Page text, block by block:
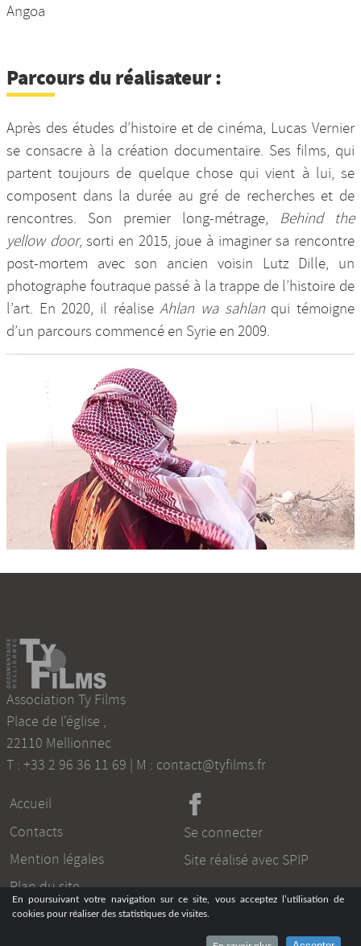
En poursuivant votre navigation sur ce site, vous acceptez l’utilisation de
cookies pour réaliser des statistiques de visites.
Angoa
Parcours du réalisateur :
Après des études d’histoire et de cinéma, Lucas Vernier
se consacre à la création documentaire. Ses films, qui
partent toujours de quelque chose qui vient à lui, se
composent dans la durée au gré de recherches et de
rencontres. Son premier long-métrage, Behind the
yellow door, sorti en 2015, joue à imaginer sa rencontre
post-mortem avec son ancien voisin Lutz Dille, un
photographe foutraque passé à la trappe de l’histoire de
l’art. En 2020, il réaliseAhlan wa sahlanqui témoigne
d’un parcours commencé en Syrie en 2009.
Association Ty Films
Place de l'église ,
22110 Mellionnec
T : +33 2 96 36 11 69 | M : contact@tyfilms.fr
Accueil
Contacts
Mention légales
Plan du site
Se connecter
Site réalisé avec SPIP